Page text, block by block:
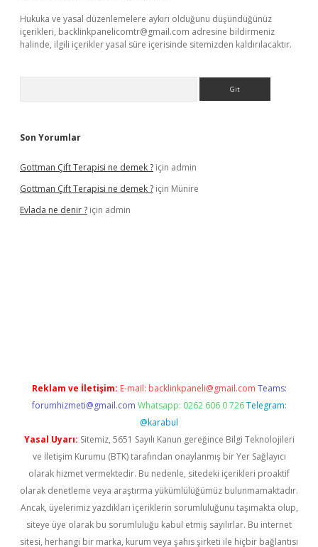
Hukuka ve yasal düzenlemelere aykırı olduğunu düşündüğünüz
içerikleri, backlinkpanelicomtr@gmail.com adresine bildirmeniz
halinde, ilgili içerikler yasal süre içerisinde sitemizden kaldırılacaktır.
Son Yorumlar
Gottman Çift Terapisi ne demek ? için admin
Gottman Çift Terapisi ne demek ? için Münire
Evlada ne denir ? için admin
Reklam ve İletişim: E-mail: backlinkpaneli@gmail.com Teams:
forumhizmeti@gmail.com Whatsapp: 0262 606 0 726 Telegram:
@karabul
Yasal Uyarı: Sitemiz, 5651 Sayılı Kanun gereğince Bilgi Teknolojileri
ve İletişim Kurumu (BTK) tarafından onaylanmış bir Yer Sağlayıcı
olarak hizmet vermektedir. Bu nedenle, sitedeki içerikleri proaktif
olarak denetleme veya araştırma yükümlülüğümüz bulunmamaktadır.
Ancak, üyelerimiz yazdıkları içeriklerin sorumluluğunu taşımakta olup,
siteye üye olarak bu sorumluluğu kabul etmiş sayılırlar. Bu internet
sitesi, herhangi bir marka, kurum veya şahıs şirketi ile hiçbir bağlantısı